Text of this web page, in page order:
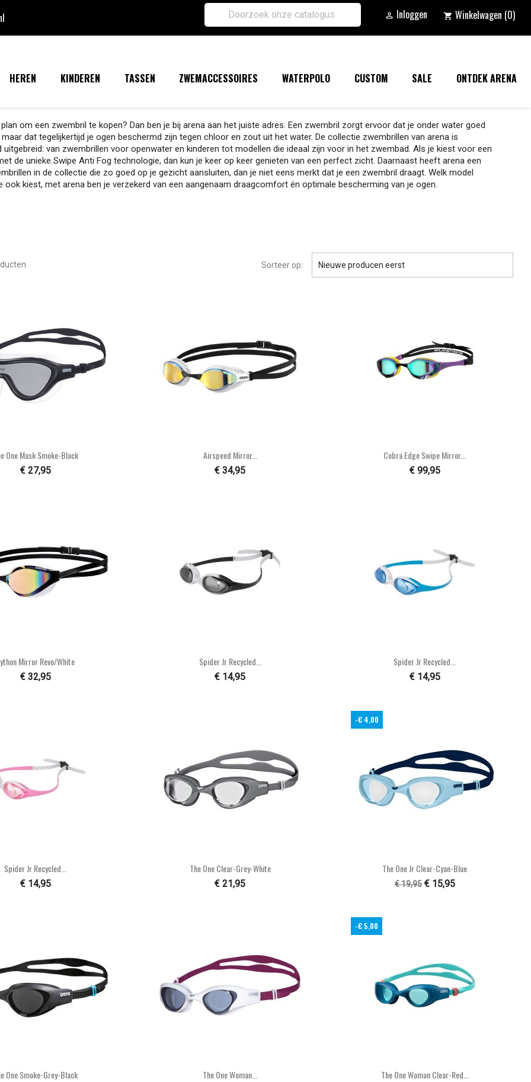
 Inloggen shopping_cart Winkelwagen (0)
HEREN KINDEREN TASSEN ZWEMACCESSOIRES WATERPOLO CUSTOM SALE ONTDEK ARENA
om een zwembril te kopen? Dan ben je bij arena aan het juiste adres. Een zwembril zorgt ervoor dat je onder water goed
dat tegelijkertijd je ogen beschermd zijn tegen chloor en zout uit het water. De collectie zwembrillen van arena is
van zwembrillen voor openwater en kinderen tot modellen die ideaal zijn voor in het zwembad. Als je kiest voor een
de unieke Swipe Anti Fog technologie, dan kun je keer op keer genieten van een perfect zicht. Daarnaast heeft arena een
in de collectie die zo goed op je gezicht aansluiten, dan je niet eens merkt dat je een zwembril draagt. Welk model
ook kiest, met arena ben je verzekerd van een aangenaam draagcomfort én optimale bescherming van je ogen.
Sorteer op: Nieuwe producen eerst
Snel bekijken
One Mask Smoke-Black
€ 27,95
Snel bekijken
Airspeed Mirror...
€ 34,95
 Snel bekijken
Cobra Edge Swipe Mirror...
€ 99,95
Snel bekijken
Mirror Revo/white
€ 32,95
Snel bekijken
Spider Jr Recycled...
€ 14,95
Snel bekijken
Spider Jr Recycled...
€ 14,95
Snel bekijken
Spider Jr Recycled...
€ 14,95
Snel bekijken
The One Clear-Grey-White
€ 21,95
Snel bekijken
The One Jr Clear-Cyan-Blue
€ 19,95 € 15,95
-€ 4,00
Snel bekijken
One Smoke-Grey-Black Snel bekijken
The One Woman... Snel bekijken
The One Woman Clear-Red...
-€ 5,00